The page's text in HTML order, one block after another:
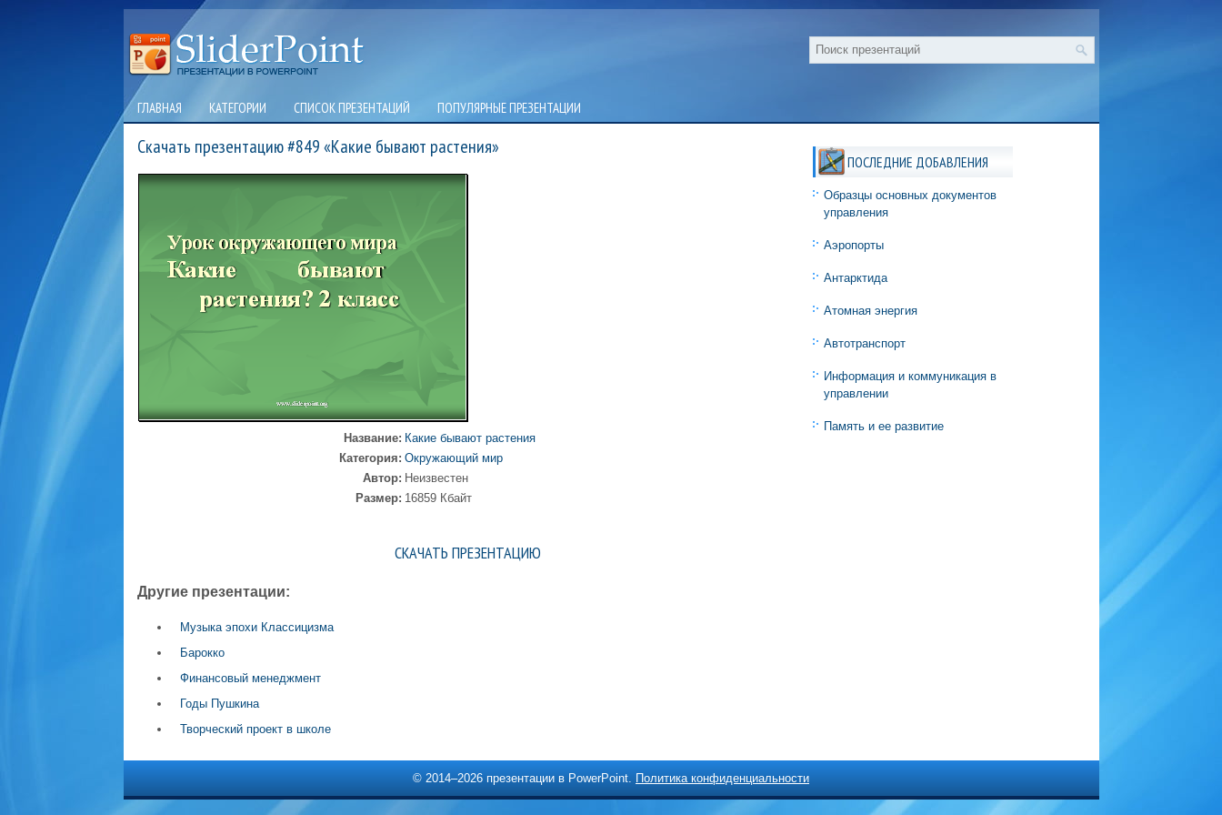
ГЛАВНАЯ КАТЕГОРИИ СПИСОК ПРЕЗЕНТАЦИЙ ПОПУЛЯРНЫЕ ПРЕЗЕНТАЦИИ
Скачать презентацию #849 «Какие бывают растения»
Название: Какие бывают растения
Категория: Окружающий мир
Автор: Неизвестен
Размер: 16859 Кбайт
СКАЧАТЬ ПРЕЗЕНТАЦИЮ
Другие презентации:
Музыка эпохи Классицизма
Барокко
Финансовый менеджмент
Годы Пушкина
Творческий проект в школе
ПОСЛЕДНИЕ ДОБАВЛЕНИЯ
Образцы основных документов
управления
Аэропорты
Антарктида
Атомная энергия
Автотранспорт
Информация и коммуникация в
управлении
Память и ее развитие
© 2014–2026 презентации в PowerPoint. Политика конфиденциальности